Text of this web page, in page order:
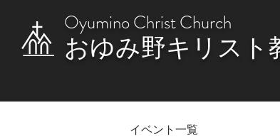
Oyumino Christ Church
おゆみ野キリスト
イベント一覧